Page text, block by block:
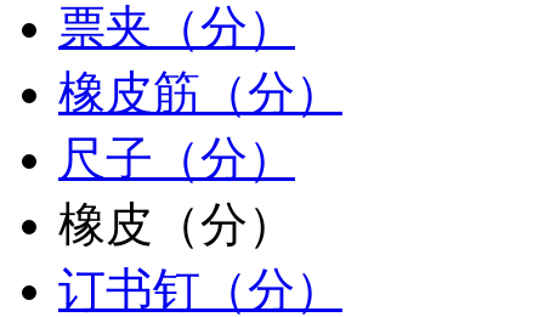
票夹（分）
橡皮筋（分）
尺子（分）
橡皮（分）
订书钉（分）